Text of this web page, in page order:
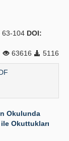
63-104 DOI:
63616
5116
Okulunda
Okuttukları